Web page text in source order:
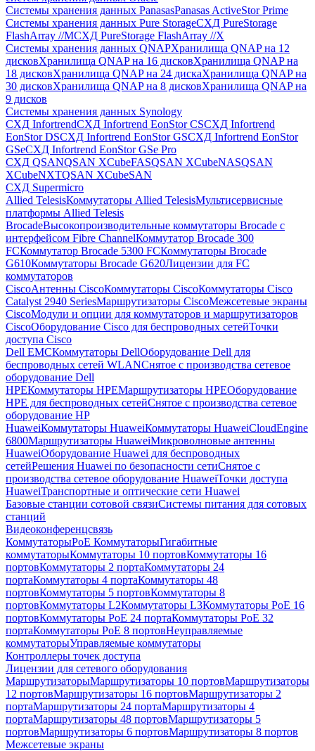
Системы хранения данных PanasasPanasas ActiveStor Prime
Системы хранения данных Pure StorageСХД PureStorage
FlashArray //MСХД PureStorage FlashArray //X
Системы хранения данных QNAPХранилища QNAP на 12
дисковХранилища QNAP на 16 дисковХранилища QNAP на
18 дисковХранилища QNAP на 24 дискаХранилища QNAP на
30 дисковХранилища QNAP на 8 дисковХранилища QNAP на
9 дисков
Системы хранения данных Synology
СХД InfortrendСХД Infortrend EonStor CSСХД Infortrend
EonStor DSСХД Infortrend EonStor GSСХД Infortrend EonStor
GSeСХД Infortrend EonStor GSe Pro
СХД QSANQSAN XCubeFASQSAN XCubeNASQSAN
XCubeNXTQSAN XCubeSAN
СХД Supermicro
Allied TelesisКоммутаторы Allied TelesisМультисервисные
платформы Allied Telesis
BrocadeВысокопроизводительные коммутаторы Brocade с
интерфейсом Fibre ChannelКоммутатор Brocade 300
FCКоммутатор Brocade 5300 FCКоммутаторы Brocade
G610Коммутаторы Brocade G620Лицензии для FC
коммутаторов
CiscoАнтенны CiscoКоммутаторы CiscoКоммутаторы Cisco
Catalyst 2940 SeriesМаршрутизаторы CiscoМежсетевые экраны
CiscoМодули и опции для коммутаторов и маршрутизаторов
CiscoОборудование Cisco для беспроводных сетейТочки
доступа Cisco
Dell EMCКоммутаторы DellОборудование Dell для
беспроводных сетей WLANСнятое с производства сетевое
оборудование Dell
HPEКоммутаторы HPEМаршрутизаторы HPEОборудование
HPE для беспроводных сетейСнятое с производства сетевое
оборудование HP
HuaweiКоммутаторы HuaweiКоммутаторы HuaweiCloudEngine
6800Маршрутизаторы HuaweiМикроволновые антенны
HuaweiОборудование Huawei для беспроводных
сетейРешения Huawei по безопасности сетиСнятое с
производства сетевое оборудование HuaweiТочки доступа
HuaweiТранспортные и оптические сети Huawei
Базовые станции сотовой связиСистемы питания для сотовых
станций
Видеоконференцсвязь
КоммутаторыPoE КоммутаторыГигабитные
коммутаторыКоммутаторы 10 портовКоммутаторы 16
портовКоммутаторы 2 портаКоммутаторы 24
портаКоммутаторы 4 портаКоммутаторы 48
портовКоммутаторы 5 портовКоммутаторы 8
портовКоммутаторы L2Коммутаторы L3Коммутаторы PoE 16
портовКоммутаторы PoE 24 портаКоммутаторы PoE 32
портаКоммутаторы PoE 8 портовНеуправляемые
коммутаторыУправляемые коммутаторы
Контроллеры точек доступа
Лицензии для сетевого оборудования
МаршрутизаторыМаршрутизаторы 10 портовМаршрутизаторы
12 портовМаршрутизаторы 16 портовМаршрутизаторы 2
портаМаршрутизаторы 24 портаМаршрутизаторы 4
портаМаршрутизаторы 48 портовМаршрутизаторы 5
портовМаршрутизаторы 6 портовМаршрутизаторы 8 портов
Межсетевые экраны